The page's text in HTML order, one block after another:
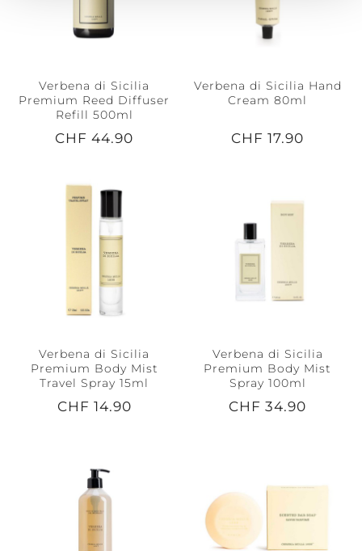
Verbena di Sicilia
Premium Reed Diffuser
Refill 500ml
CHF 44.90
Verbena di Sicilia Hand
Cream 80ml
CHF 17.90
Verbena di Sicilia
Premium Body Mist
Travel Spray 15ml
CHF 14.90
Verbena di Sicilia
Premium Body Mist
Spray 100ml
CHF 34.90